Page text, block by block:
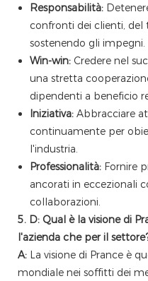
Responsabilità:
confronti dei clienti, del
sostenendo gli impegni.
Win-win: Credere nel
una stretta
dipendenti a beneficio
Iniziativa: Abbracciare
continuamente per
l'industria.
Professionalità: Fornire
ancorati in eccezionali
collaborazioni.
5. D: Qual è la visione di
l'azienda che per il
A: La visione di Prance è
mondiale nei soffitti dei